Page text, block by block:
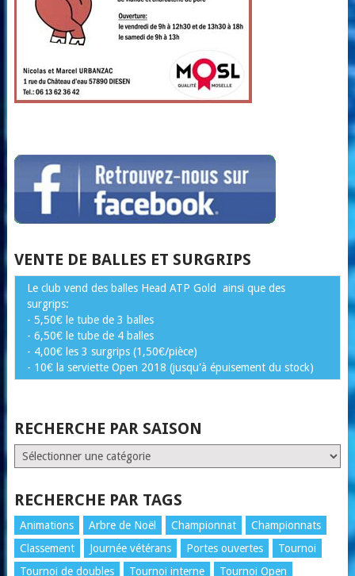
VENTE DE BALLES ET SURGRIPS
Le club vend des balles Head ATP Gold ainsi que des
surgrips:
- 5,50€ le tube de 3 balles
- 6,50€ le tube de 4 balles
- 4,00€ les 3 surgrips (1,50€/pièce)
- 10€ la serviette Open 2018 (jusqu'à épuisement du stock)
RECHERCHE PAR SAISON
RECHERCHE
PAR
RECHERCHE PAR TAGS
Animations Arbre de Noël Championnat
Championnats
Classement
Journée vétérans Portes ouvertes
Tournoi
Tournoi de doubles
Tournoi interne Tournoi Open